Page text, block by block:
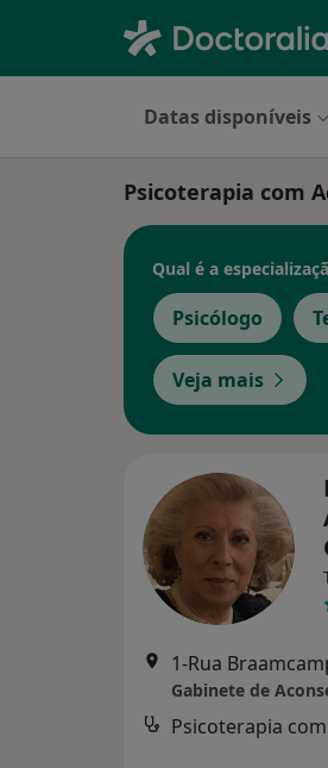
Datas disponíveis
Psicoterapia com
Qual é a
Psicólogo
Veja mais